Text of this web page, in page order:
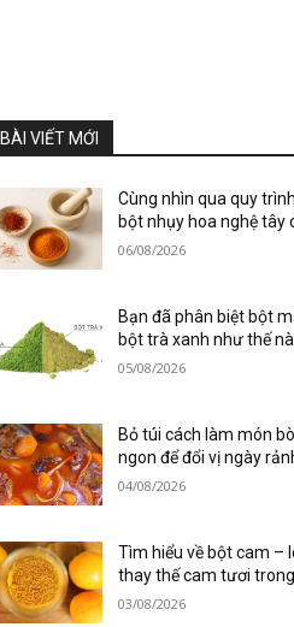
BÀI VIẾT MỚI
Cùng nhìn qua quy
bột nhụy hoa nghệ tây
06/08/2026
Bạn đã phân biệt bột
bột trà xanh như thế
05/08/2026
Bỏ túi cách làm món
ngon để đổi vị ngày
04/08/2026
Tìm hiểu về bột cam –
thay thế cam tươi
03/08/2026